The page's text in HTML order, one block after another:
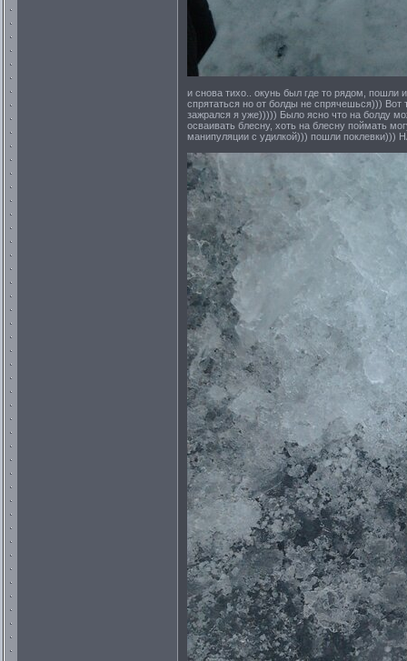
и снова тихо.. окунь был где то рядом, пошли
спрятаться но от болды не спрячешься)))
зажрался я уже))))) Было ясно что на болду
осваивать блесну, хоть на блесну поймать
манипуляции с удилкой))) пошли поклевки)))